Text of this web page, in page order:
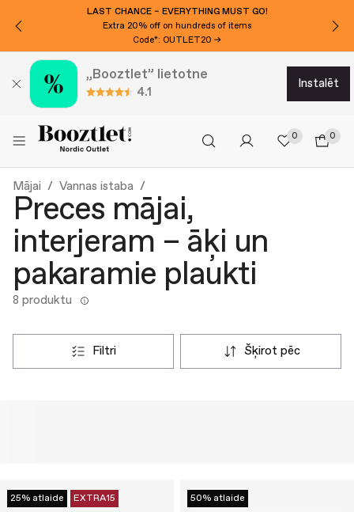
LAST CHANCE – EVERYTHING MUST GO!
Extra 20% off on hundreds of items
Code*: OUTLET20 →
„Booztlet” lietotne
4.1
instalēt
0 0
Mājai Vannas istaba
Preces mājai,
interjeram – āķi un
pakaramie plaukti
8 produktu
filtri šķirot pēc
25% atlaide EXTRA15 50% atlaide